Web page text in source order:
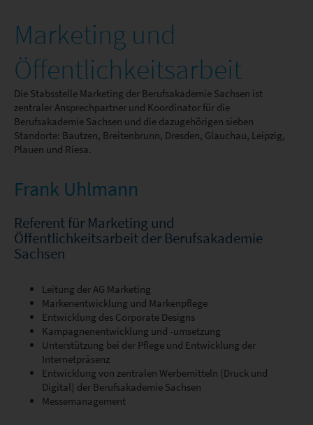
Feierliche Verabschiedung in Bautzen
17. Dezember 2024
Organisationsübergang von der
Berufsakademie zur Dualen Hochschule
Sachsen
12. Dezember 2024
Marketing und
Öffentlichkeitsarbeit
Die Stabsstelle Marketing der Berufsakademie Sachsen ist
zentraler Ansprechpartner und Koordinator für die
Berufsakademie Sachsen und die dazugehörigen sieben
Standorte: Bautzen, Breitenbrunn, Dresden, Glauchau, Leipzig,
Plauen und Riesa.
Frank Uhlmann
Referent für Marketing und
Öffentlichkeitsarbeit der Berufsakademie
Sachsen
Leitung der AG Marketing
Markenentwicklung und Markenpflege
Entwicklung des Corporate Designs
Kampagnenentwicklung und -umsetzung
Unterstützung bei der Pflege und Entwicklung der
Internetpräsenz
Entwicklung von zentralen Werbemitteln (Druck und
Digital) der Berufsakademie Sachsen
Messemanagement